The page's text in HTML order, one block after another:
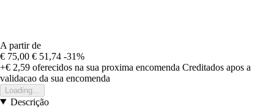
A partir de
€ 75,00 € 51,74 -31%
+€ 2,59 oferecidos na sua proxima encomenda Creditados apos a
validacao da sua encomenda
Loading...
Descrição